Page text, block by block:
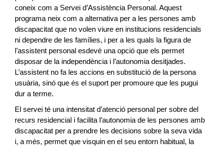
coneix com a Servei d’Assistència Personal. Aquest
programa neix com a alternativa per a les persones amb
discapacitat que no volen viure en institucions residencials
ni dependre de les famílies, i per a les quals la figura de
l’assistent personal esdevé una opció que els permet
disposar de la independència i l’autonomia desitjades.
L’assistent no fa les accions en substitució de la persona
usuària, sinó que és el suport per promoure que les pugui
dur a terme.
El servei té una intensitat d’atenció personal per sobre del
recurs residencial i facilita l’autonomia de les persones amb
discapacitat per a prendre les decisions sobre la seva vida
i, a més, permet que visquin en el seu entorn habitual, la